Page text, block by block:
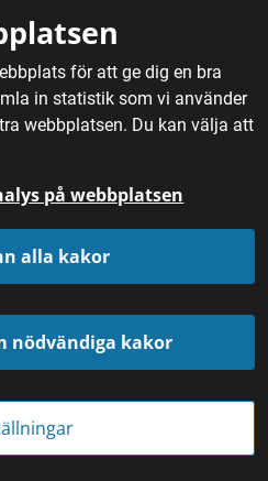
för att ge dig en bra
in statistik som vi använder
webbplatsen. Du kan välja att
på webbplatsen
alla kakor
nödvändiga kakor
Mostphotos
2020